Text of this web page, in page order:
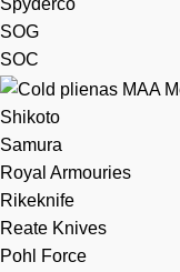
Spyderco
SOG
SOC
Shikoto
Samura
Royal Armouries
Rikeknife
Reate Knives
Pohl Force